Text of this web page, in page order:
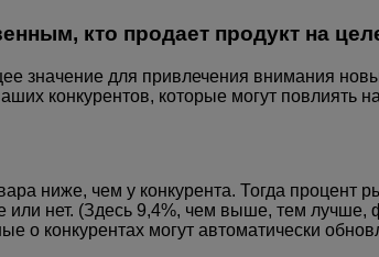
кто продает продукт на
значение для привлечения внимания
конкурентов, которые могут
ниже, чем у конкурента. Тогда
или нет. (Здесь 9,4%, чем выше, тем
о конкурентах могут автоматически